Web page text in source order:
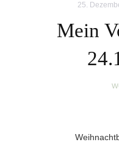
25.
Mein